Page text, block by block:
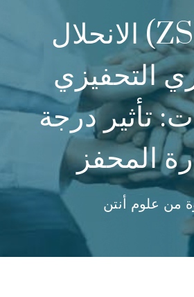
(ZSM-5) الانحلال
التحفيزي
تأثير درجة
المحفز
من علوم أنتن